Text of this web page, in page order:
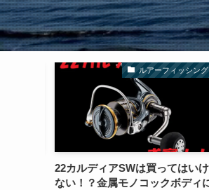
ルアーフィッシング
22カルディアSWは買ってはいけ
ない！？金属モノコックボディに